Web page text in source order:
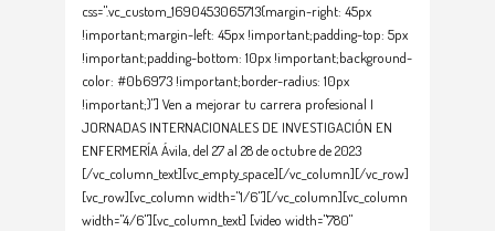
css=".vc_custom_1690453065713{margin-right: 45px
!important;margin-left: 45px !important;padding-top: 5px
!important;padding-bottom: 10px !important;background-
color: #0b6973 !important;border-radius: 10px
!important;}"] Ven a mejorar tu carrera profesional I
JORNADAS INTERNACIONALES DE INVESTIGACIÓN EN
ENFERMERÍA Ávila, del 27 al 28 de octubre de 2023
[/vc_column_text][vc_empty_space][/vc_column][/vc_row]
[vc_row][vc_column width="1/6"][/vc_column][vc_column
width="4/6"][vc_column_text] [video width="780"